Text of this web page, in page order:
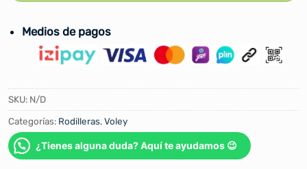
Medios de pagos
SKU: N/D
Categorías: Rodilleras,Voley
¿Tienes alguna duda? Aquí te ayudamos 😉